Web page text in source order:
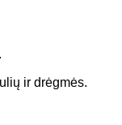
ir drėgmės.